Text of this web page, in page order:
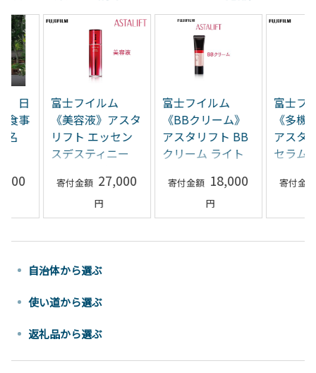
スタ
ン
ケア
富士フイルム
《BBクリーム》
アスタリフト BB
クリーム ライト
18,000
富士フイルム
《多機能美容液》
アスタリフト ザ
セラム マルチチ
30,000
守山
ＩＹ
店の
ック
自治体から選ぶ
使い道から選ぶ
返礼品から選ぶ